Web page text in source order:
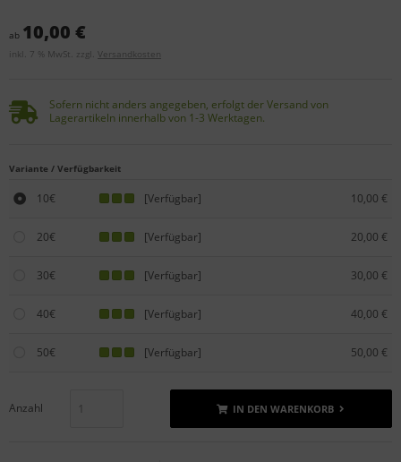
ab 10,00 €
inkl. 7 % MwSt. zzgl. Versandkosten
Sofern nicht anders angegeben, erfolgt der Versand von
Lagerartikeln innerhalb von 1-3 Werktagen.
Variante / Verfügbarkeit
10€ [Verfügbar] 10,00 €
20€ [Verfügbar] 20,00 €
30€ [Verfügbar] 30,00 €
40€ [Verfügbar] 40,00 €
50€ [Verfügbar] 50,00 €
Anzahl IN DEN WARENKORB